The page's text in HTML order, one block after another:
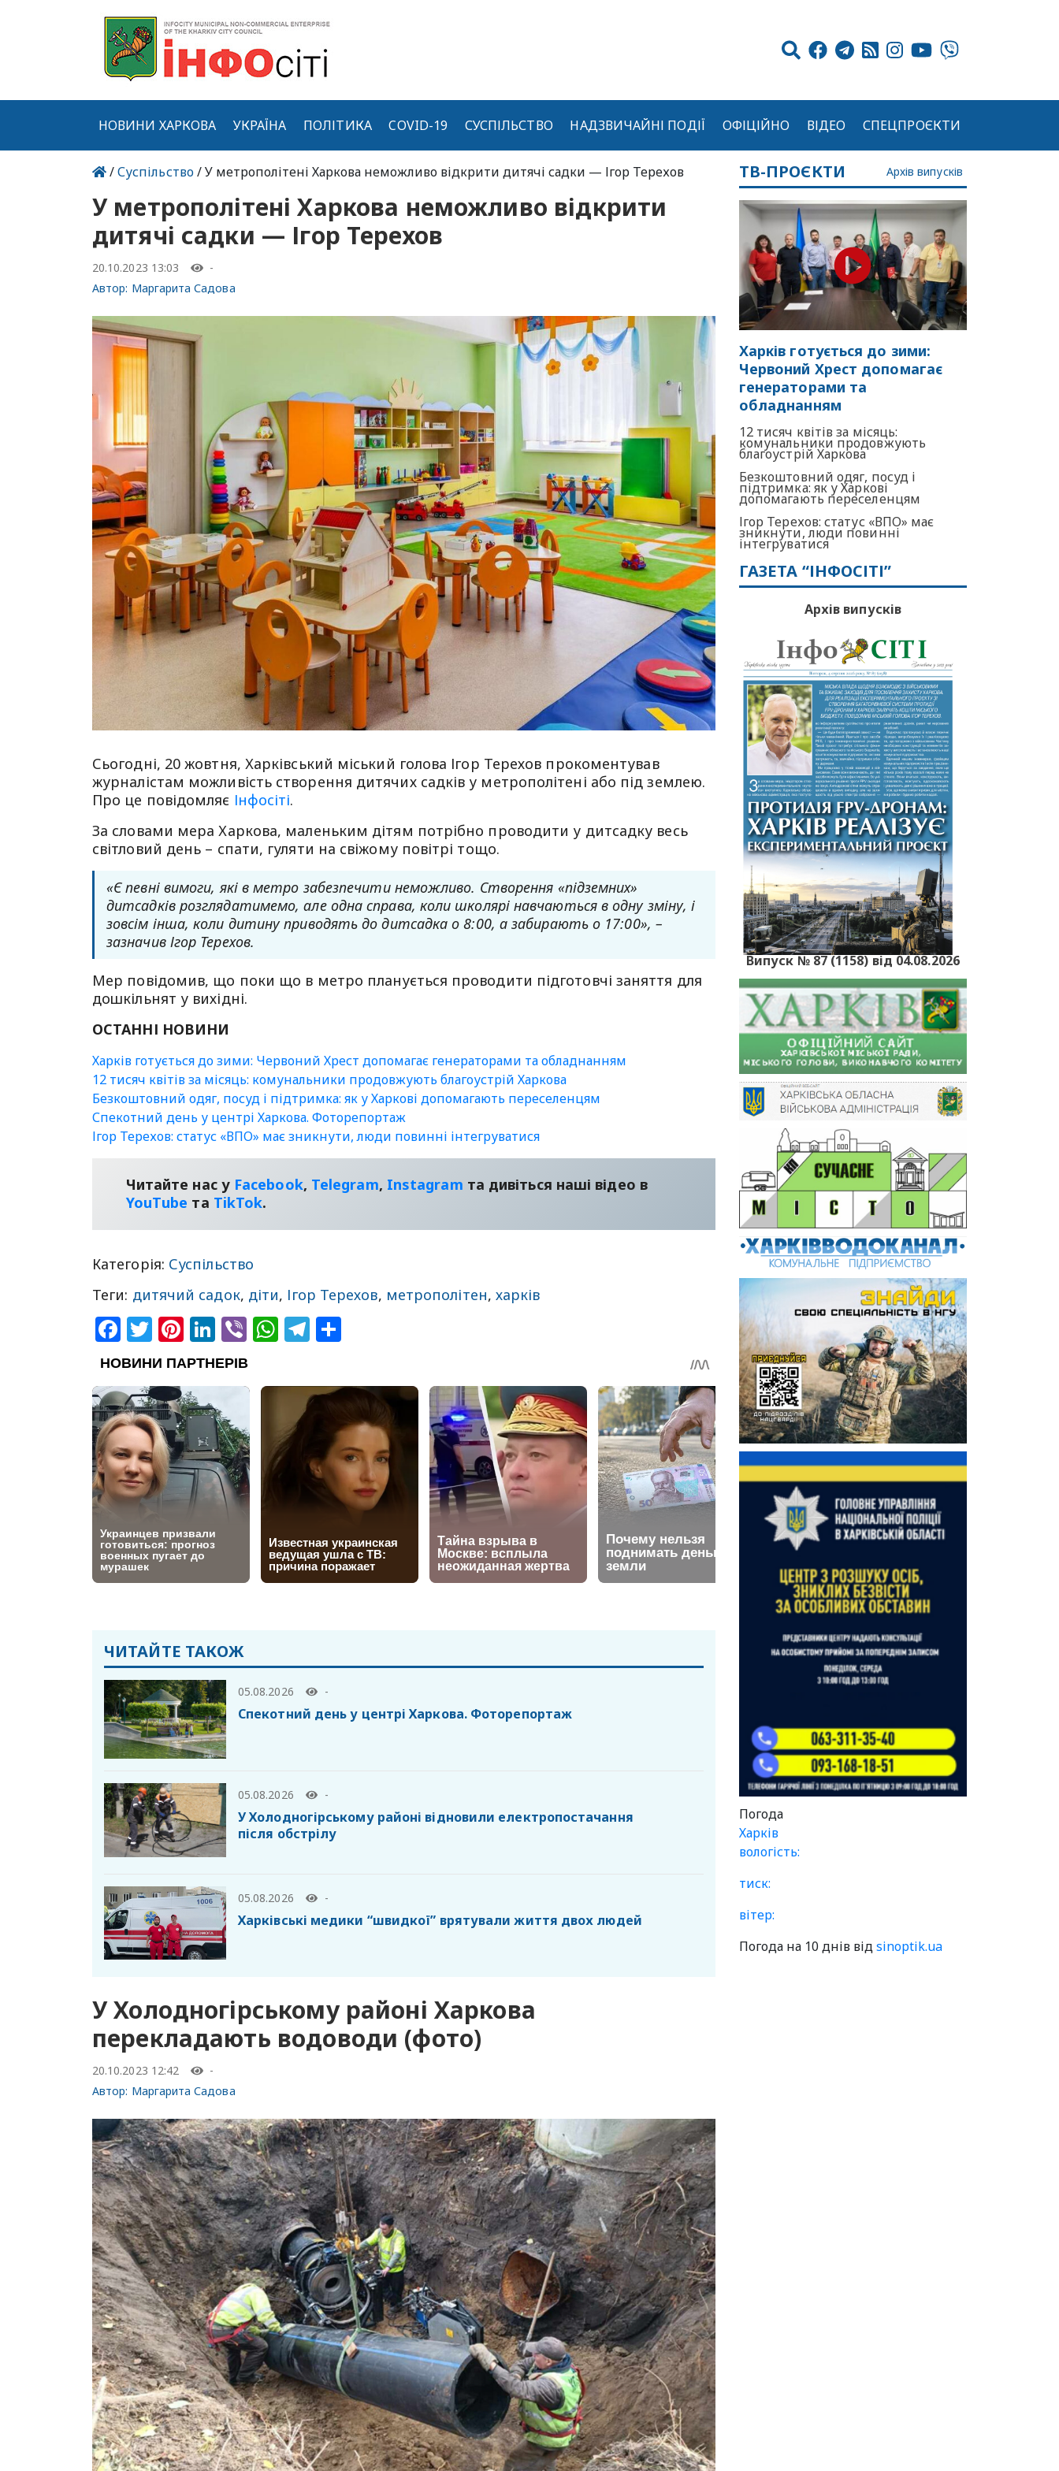
НОВИНИ ХАРКОВА УКРАЇНА ПОЛІТИКА COVID-19 СУСПІЛЬСТВО НАДЗВИЧАЙНІ ПОДІЇ ОФІЦІЙНО ВІДЕО СПЕЦПРОЄКТИ
/Суспільство/ У метрополітені Харкова неможливо відкрити дитячі садки — Ігор Терехов
У метрополітені Харкова неможливо відкрити
дитячі садки — Ігор Терехов
20.10.2023 13:03
-
Автор: Маргарита Садова
Сьогодні, 20 жовтня, Харківський міський голова Ігор Терехов прокоментував
журналістам можливість створення дитячих садків у метрополітені або під землею.
Про це повідомляє Інфосіті.
За словами мера Харкова, маленьким дітям потрібно проводити у дитсадку весь
світловий день – спати, гуляти на свіжому повітрі тощо.
«Є певні вимоги, які в метро забезпечити неможливо. Створення «підземних»
дитсадків розглядатимемо, але одна справа, коли школярі навчаються в одну зміну, і
зовсім інша, коли дитину приводять до дитсадка о 8:00, а забирають о 17:00», –
зазначив Ігор Терехов.
Мер повідомив, що поки що в метро планується проводити підготовчі заняття для
дошкільнят у вихідні.
ОСТАННІ НОВИНИ
Харків готується до зими: Червоний Хрест допомагає генераторами та обладнанням
12 тисяч квітів за місяць: комунальники продовжують благоустрій Харкова
Безкоштовний одяг, посуд і підтримка: як у Харкові допомагають переселенцям
Спекотний день у центрі Харкова. Фоторепортаж
Ігор Терехов: статус «ВПО» має зникнути, люди повинні інтегруватися
Читайте нас у Facebook, Telegram, Instagram та дивіться наші відео в
YouТube та TikTok.
Категорія: Суспільство
Теги: дитячий садок, діти, Ігор Терехов, метрополітен,харків
Facebook
Twitter
Pinterest
LinkedIn
ViberWhatsApp
Telegram
ЧИТАЙТЕ ТАКОЖ
05.08.2026 -
Спекотний день у центрі Харкова. Фоторепортаж
05.08.2026 -
У Холодногірському районі відновили електропостачання
після обстрілу
05.08.2026 -
Харківські медики “швидкої” врятували життя двох людей
У Холодногірському районі Харкова
перекладають водоводи (фото)
20.10.2023 12:42
-
Автор: Маргарита Садова
ТВ-ПРОЄКТИ Архів випусків
Харків готується до зими:
Червоний Хрест допомагає
генераторами та
обладнанням
12 тисяч квітів за місяць:
комунальники продовжують
благоустрій Харкова
Безкоштовний одяг, посуд і
підтримка: як у Харкові
допомагають переселенцям
Ігор Терехов: статус «ВПО» має
зникнути, люди повинні
інтегруватися
ГАЗЕТА “ІНФОСІТІ”
Архів випусків
Випуск № 87 (1158) від 04.08.2026
Погода
Харків
вологість:
тиск:
вітер:
Погода на 10 днів відsinoptik.ua